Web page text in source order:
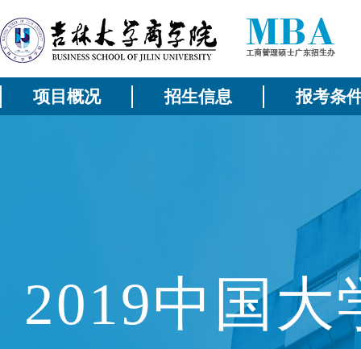
项目概况 招生信息 报考条
2019中国